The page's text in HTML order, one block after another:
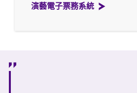
演藝電子票務系統